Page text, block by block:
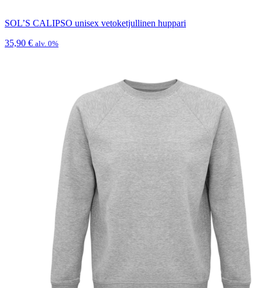
SOL’S CALIPSO unisex vetoketjullinen huppari
35,90 € alv. 0%